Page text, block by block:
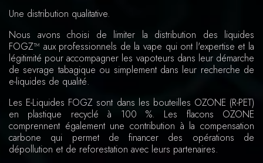
Une distribution qualitative.
Nous avons choisi de limiter la distribution des liquides
FOGZ™ aux professionnels de la vape qui ont l'expertise et la
légitimité pour accompagner les vapoteurs dans leur démarche
de sevrage tabagique ou simplement dans leur recherche de
e-liquides de qualité.
Les E-Liquides FOGZ sont dans les bouteilles OZONE (R-PET)
en plastique recyclé à 100 %. Les flacons OZONE
comprennent également une contribution à la compensation
carbone qui permet de financer des opérations de
dépollution et de reforestation avec leurs partenaires.